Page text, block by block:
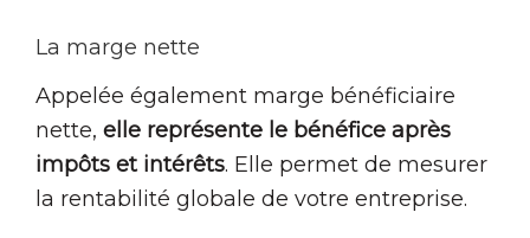
La marge nette
Appelée également marge bénéficiaire
nette, elle représente le bénéfice après
impôts et intérêts. Elle permet de mesurer
la rentabilité globale de votre entreprise.